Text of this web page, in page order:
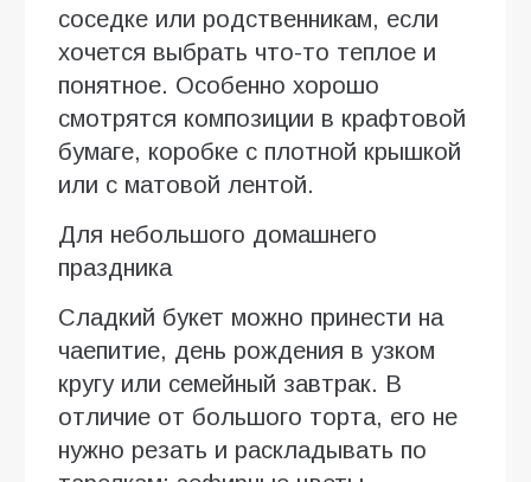
соседке или родственникам, если
хочется выбрать что-то теплое и
понятное. Особенно хорошо
смотрятся композиции в крафтовой
бумаге, коробке с плотной крышкой
или с матовой лентой.
Для небольшого домашнего
праздника
Сладкий букет можно принести на
чаепитие, день рождения в узком
кругу или семейный завтрак. В
отличие от большого торта, его не
нужно резать и раскладывать по